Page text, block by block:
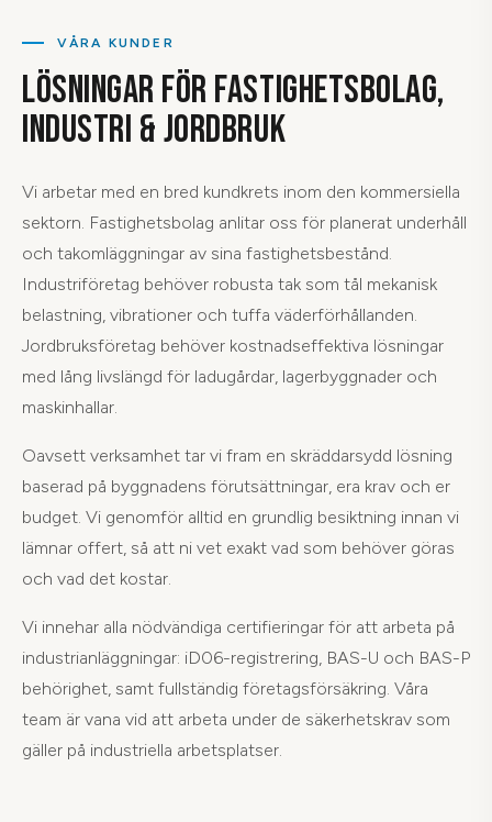
VÅRA KUNDER
LÖSNINGAR FÖR FASTIGHETSBOLAG,
INDUSTRI & JORDBRUK
Vi arbetar med en bred kundkrets inom den kommersiella
sektorn. Fastighetsbolag anlitar oss för planerat underhåll
och takomläggningar av sina fastighetsbestånd.
Industriföretag behöver robusta tak som tål mekanisk
belastning, vibrationer och tuffa väderförhållanden.
Jordbruksföretag behöver kostnadseffektiva lösningar
med lång livslängd för ladugårdar, lagerbyggnader och
maskinhallar.
Oavsett verksamhet tar vi fram en skräddarsydd lösning
baserad på byggnadens förutsättningar, era krav och er
budget. Vi genomför alltid en grundlig besiktning innan vi
lämnar offert, så att ni vet exakt vad som behöver göras
och vad det kostar.
Vi innehar alla nödvändiga certifieringar för att arbeta på
industrianläggningar: iD06-registrering, BAS-U och BAS-P
behörighet, samt fullständig företagsförsäkring. Våra
team är vana vid att arbeta under de säkerhetskrav som
gäller på industriella arbetsplatser.